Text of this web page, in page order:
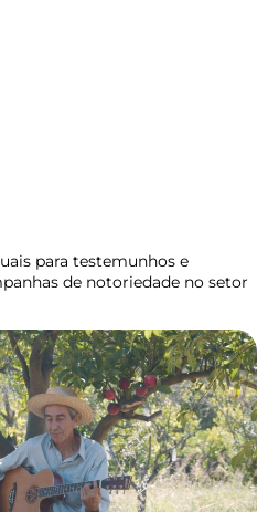
para testemunhos e
de notoriedade no setor